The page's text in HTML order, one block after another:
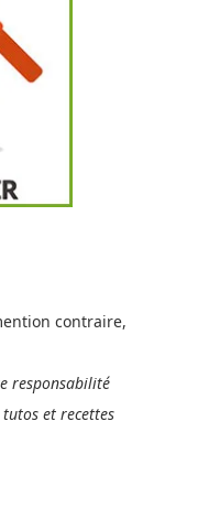
contraire,
responsabilité
et recettes